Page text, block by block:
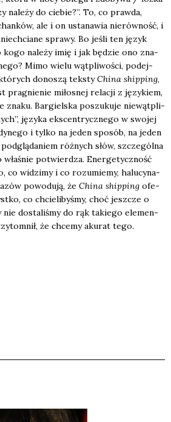
nale­ży do cie­bie?”. To, co praw­da,
ale i on usta­na­wia nie­rów­ność, i
spra­wy. Bo jeśli ten język
kogo nale­ży imię i jak będzie ono zna­
Mimo wie­lu wąt­pli­wo­ści, podej­
dono­szą tek­styChi­na ship­ping,
pra­gnie­nie miło­snej rela­cji z języ­kiem,
zna­ku. Bar­giel­ska poszu­ku­je nie­wąt­pli­
języ­ka eks­cen­trycz­ne­go w swo­jej
i tyl­ko na jeden spo­sób, na jeden
róż­nych słów, szcze­gól­na
potwier­dza. Ener­ge­tycz­ność
co widzi­my i co rozu­mie­my, halu­cy­na­
powo­du­ją, że Chi­na ship­ping ofe­
co chcie­li­by­śmy, choć jesz­cze o
nie dosta­li­śmy do rąk takie­go ele­men­
że chce­my aku­rat tego.